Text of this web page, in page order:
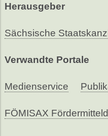
Herausgeber
Sächsische
Verwandte Portale
Medienservice
FÖMISAX